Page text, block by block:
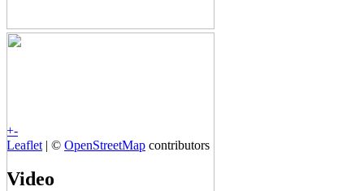
+-
Leaflet | © OpenStreetMap contributors
Video